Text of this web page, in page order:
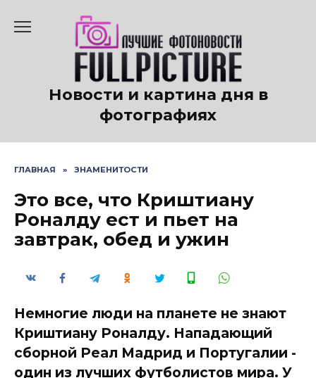
содержанию
Новости и картина дня в
фотографиях
ГЛАВНАЯ » ЗНАМЕНИТОСТИ
Это все, что Криштиану
Роналду ест и пьет на
завтрак, обед и ужин
Немногие люди на планете не знают
Криштиану Роналду. Нападающий
сборной Реал Мадрид и Португалии -
один из лучших футболистов мира. У